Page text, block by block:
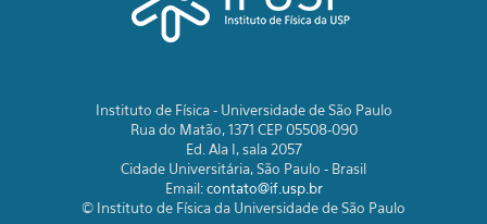
Instituto de Física - Universidade de São Paulo
Rua do Matão, 1371 CEP 05508-090
Ed. Ala I, sala 2057
Cidade Universitária, São Paulo - Brasil
Email:contato@if.usp.br
© Instituto de Física da Universidade de São Paulo